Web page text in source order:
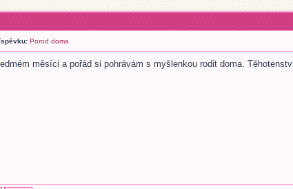
Porod doma
měsíci a pořád si pohrávám s myšlenkou rodit doma.